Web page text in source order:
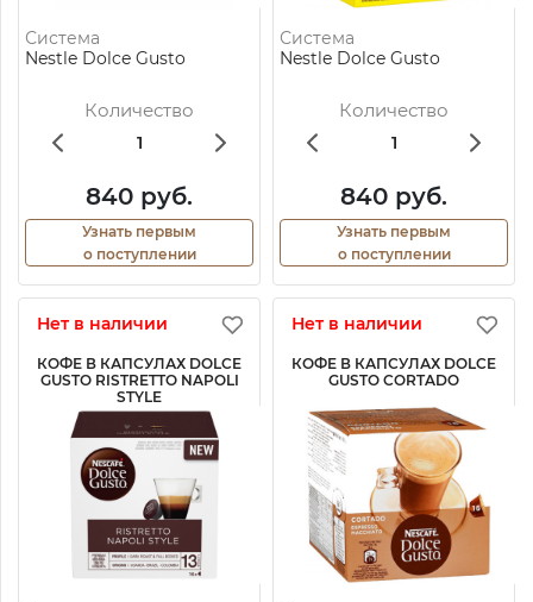
Система
Nestle Dolce Gusto
Количество
840 руб.
Узнать первым
о поступлении
Система
Nestle Dolce Gusto
Количество
840 руб.
Узнать первым
о поступлении
Нет в наличии
КОФЕ В КАПСУЛАХ DOLCE
GUSTO RISTRETTO NAPOLI
STYLE
Нет в наличии
КОФЕ В КАПСУЛАХ DOLCE
GUSTO CORTADO